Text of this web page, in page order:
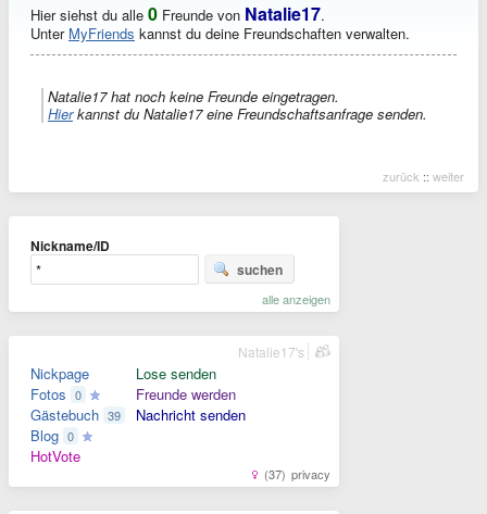
Hier siehst du alle 0 Freunde von Natalie17.
Unter MyFriends kannst du deine Freundschaften verwalten.
Natalie17 hat noch keine Freunde eingetragen.
Hierkannst du Natalie17 eine Freundschaftsanfrage senden.
zurück :: weiter
Nickname/ID
suchen
alle anzeigen
Nickpage
Fotos 0
Gästebuch 39
Blog 0
HotVote
Lose senden
Freunde werden
Nachricht senden
(37) privacy
Natalie17's